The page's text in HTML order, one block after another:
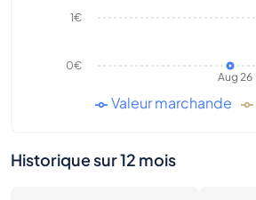
Aug 26
0€
1€
Valeur marchande
Historique sur 12 mois